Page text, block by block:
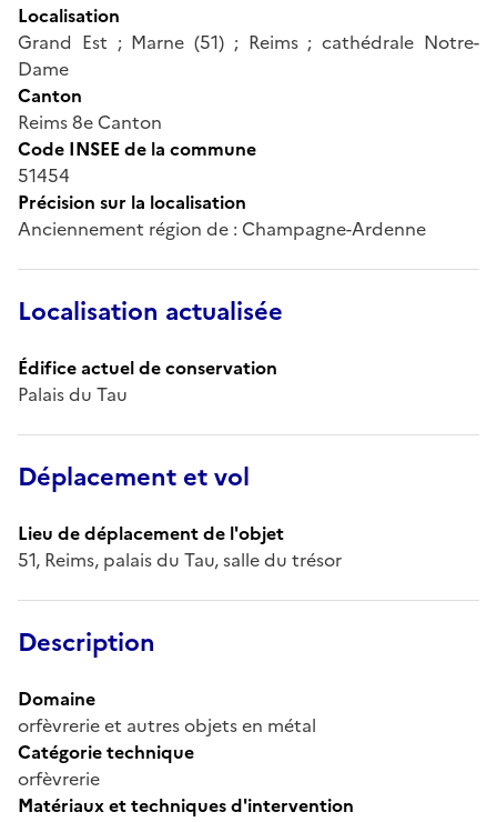
Localisation
Grand Est ; Marne (51) ; Reims ; cathédrale Notre-
Dame
Canton
Reims 8e Canton
Code INSEE de la commune
51454
Précision sur la localisation
Anciennement région de : Champagne-Ardenne
Localisation actualisée
Édifice actuel de conservation
Palais du Tau
Déplacement et vol
Lieu de déplacement de l'objet
51, Reims, palais du Tau, salle du trésor
Description
Domaine
orfèvrerie et autres objets en métal
Catégorie technique
orfèvrerie
Matériaux et techniques d'intervention